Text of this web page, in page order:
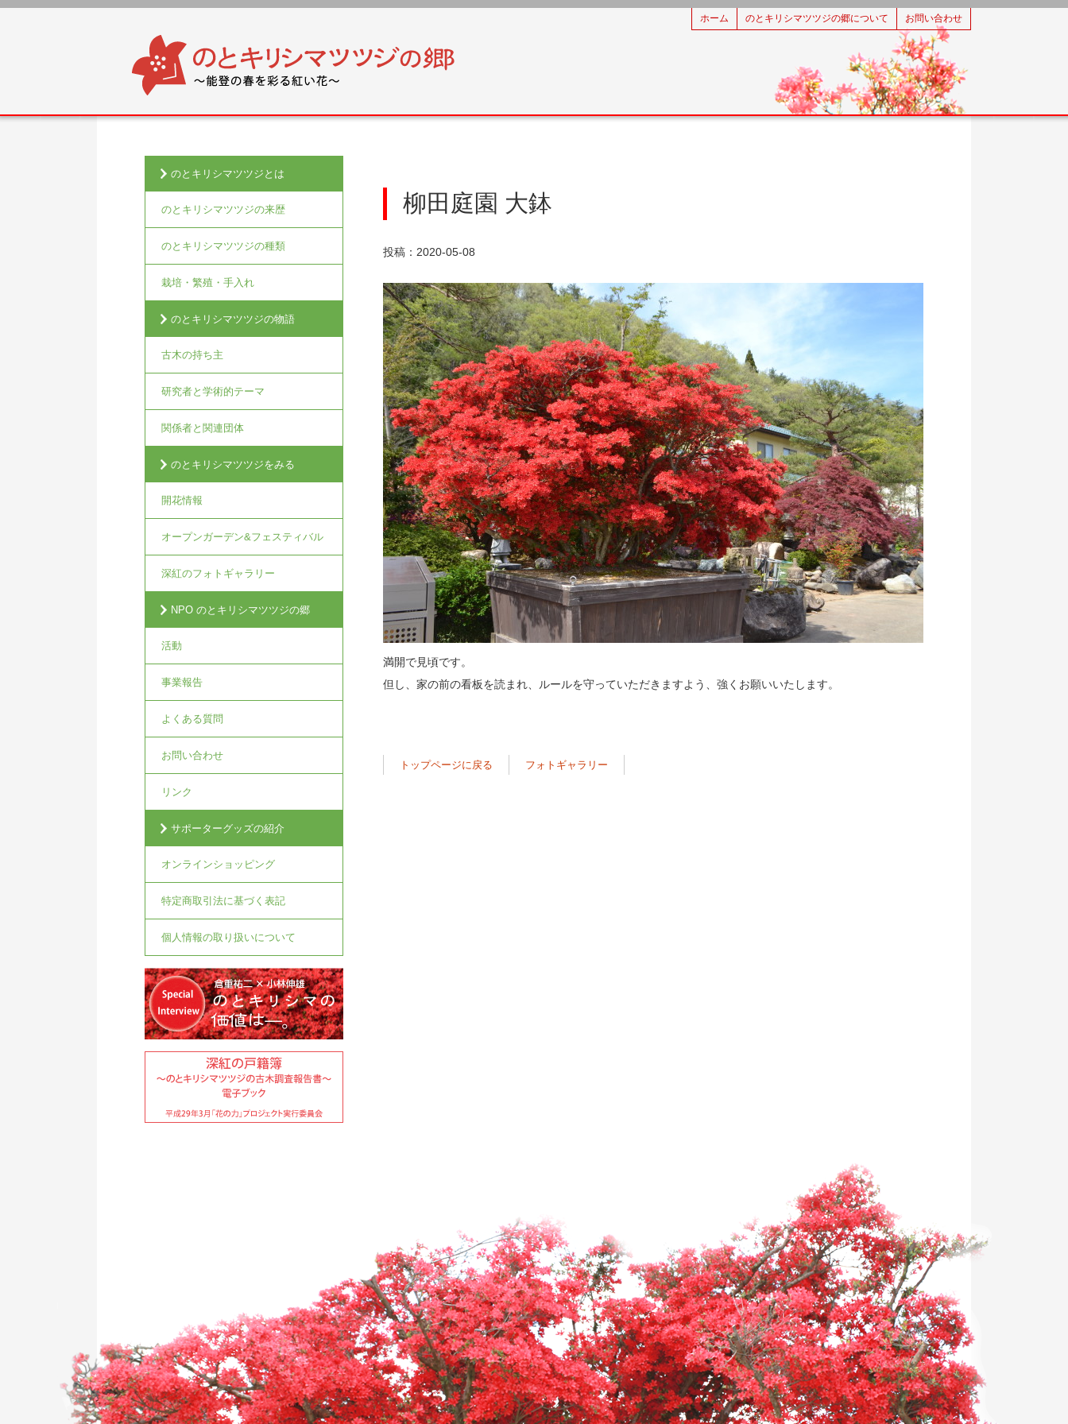
ホーム のとキリシマツツジの郷について お問い合わせ
柳田庭園 大鉢
投稿：2020-05-08
満開で見頃です。
但し、家の前の看板を読まれ、ルールを守っていただきますよう、強くお願いいたします。
トップページに戻る フォトギャラリー
のとキリシマツツジとは
のとキリシマツツジの来歴
のとキリシマツツジの種類
栽培・繁殖・手入れ
のとキリシマツツジの物語
古木の持ち主
研究者と学術的テーマ
関係者と関連団体
のとキリシマツツジをみる
開花情報
オープンガーデン&フェスティバル
深紅のフォトギャラリー
NPO のとキリシマツツジの郷
活動
事業報告
よくある質問
お問い合わせ
リンク
サポーターグッズの紹介
オンラインショッピング
特定商取引法に基づく表記
個人情報の取り扱いについて